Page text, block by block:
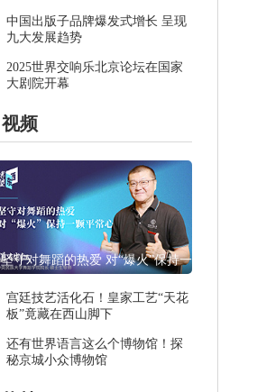
中国出版子品牌爆发式增长 呈现
九大发展趋势
2025世界交响乐北京论坛在国家
大剧院开幕
视频
坚守对舞蹈的热爱 对“爆火”保持一颗
宫廷技艺活化石！皇家工艺“天花
板”竟藏在西山脚下
还有世界语言这么个博物馆！探
秘京城小众博物馆